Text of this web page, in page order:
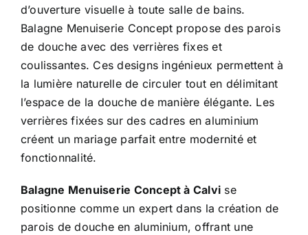
d’ouverture visuelle à toute salle de bains.
Balagne Menuiserie Concept propose des parois
de douche avec des verrières fixes et
coulissantes. Ces designs ingénieux permettent à
la lumière naturelle de circuler tout en délimitant
l’espace de la douche de manière élégante. Les
verrières fixées sur des cadres en aluminium
créent un mariage parfait entre modernité et
fonctionnalité.
Balagne Menuiserie Concept à Calvi se
positionne comme un expert dans la création de
parois de douche en aluminium, offrant une